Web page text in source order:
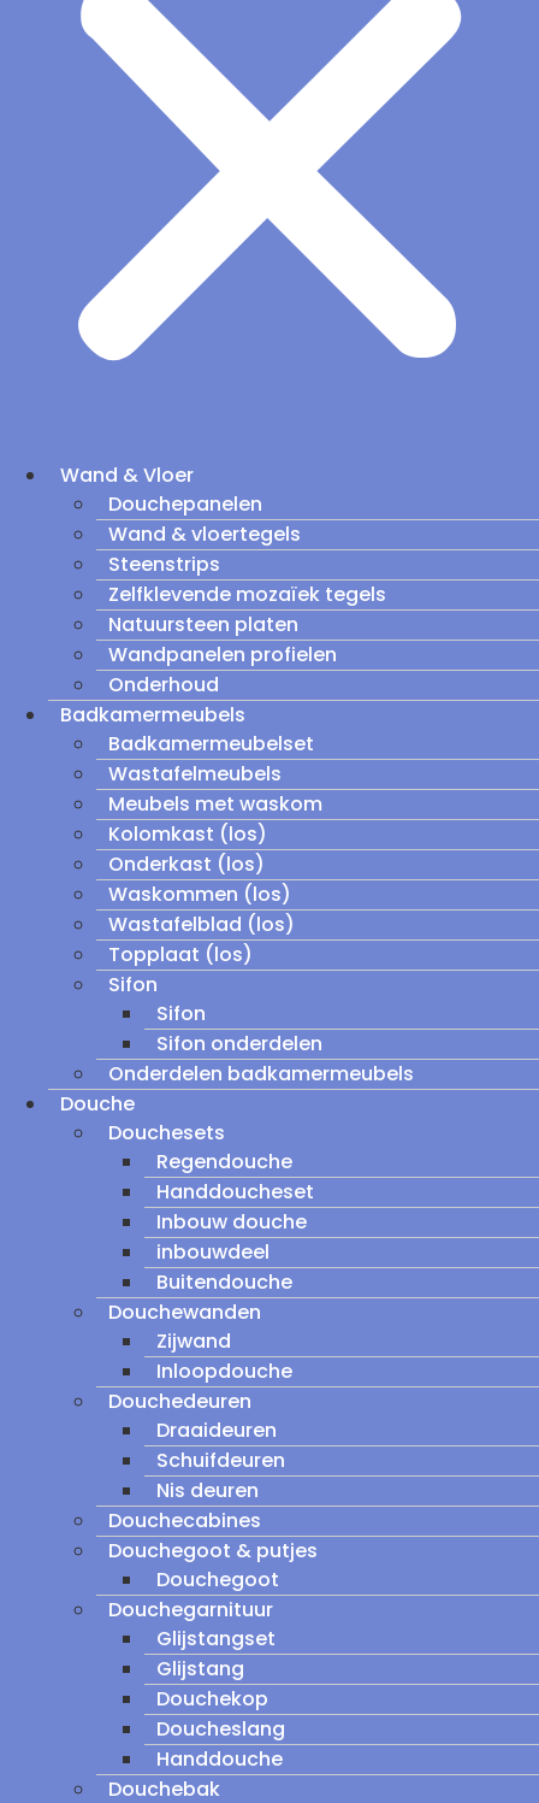
Wand & Vloer
Douchepanelen
Wand & vloertegels
Steenstrips
Zelfklevende mozaïek tegels
Natuursteen platen
Wandpanelen profielen
Onderhoud
Badkamermeubels
Badkamermeubelset
Wastafelmeubels
Meubels met waskom
Kolomkast (los)
Onderkast (los)
Waskommen (los)
Wastafelblad (los)
Topplaat (los)
Sifon
Sifon
Sifon onderdelen
Onderdelen badkamermeubels
Douche
Douchesets
Regendouche
Handdoucheset
Inbouw douche
inbouwdeel
Buitendouche
Douchewanden
Zijwand
Inloopdouche
Douchedeuren
Draaideuren
Schuifdeuren
Nis deuren
Douchecabines
Douchegoot & putjes
Douchegoot
Douchegarnituur
Glijstangset
Glijstang
Douchekop
Doucheslang
Handdouche
Douchebak